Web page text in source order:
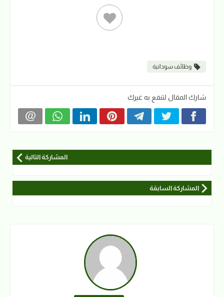
وظائف سودانية
شارك المقال لتنفع به غيرك
المشاركة التالية
المشاركة السابقة